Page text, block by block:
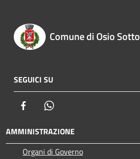
Comune di Osio Sotto
SEGUICI SU
Facebook
AMMINISTRAZIONE
Organi di Governo